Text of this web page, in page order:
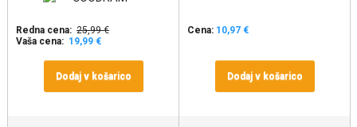
Redna cena: 25,99 €
Vaša cena: 19,99 €
Dodaj v košarico
Cena: 10,97 €
Dodaj v košarico